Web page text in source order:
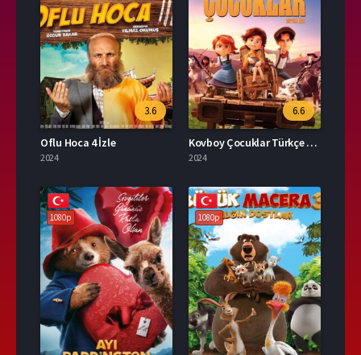
3.6
Oflu Hoca 4 İzle
2024
6.6
Kovboy Çocuklar Türkçe Dublaj İzle
2024
1080p 1080p